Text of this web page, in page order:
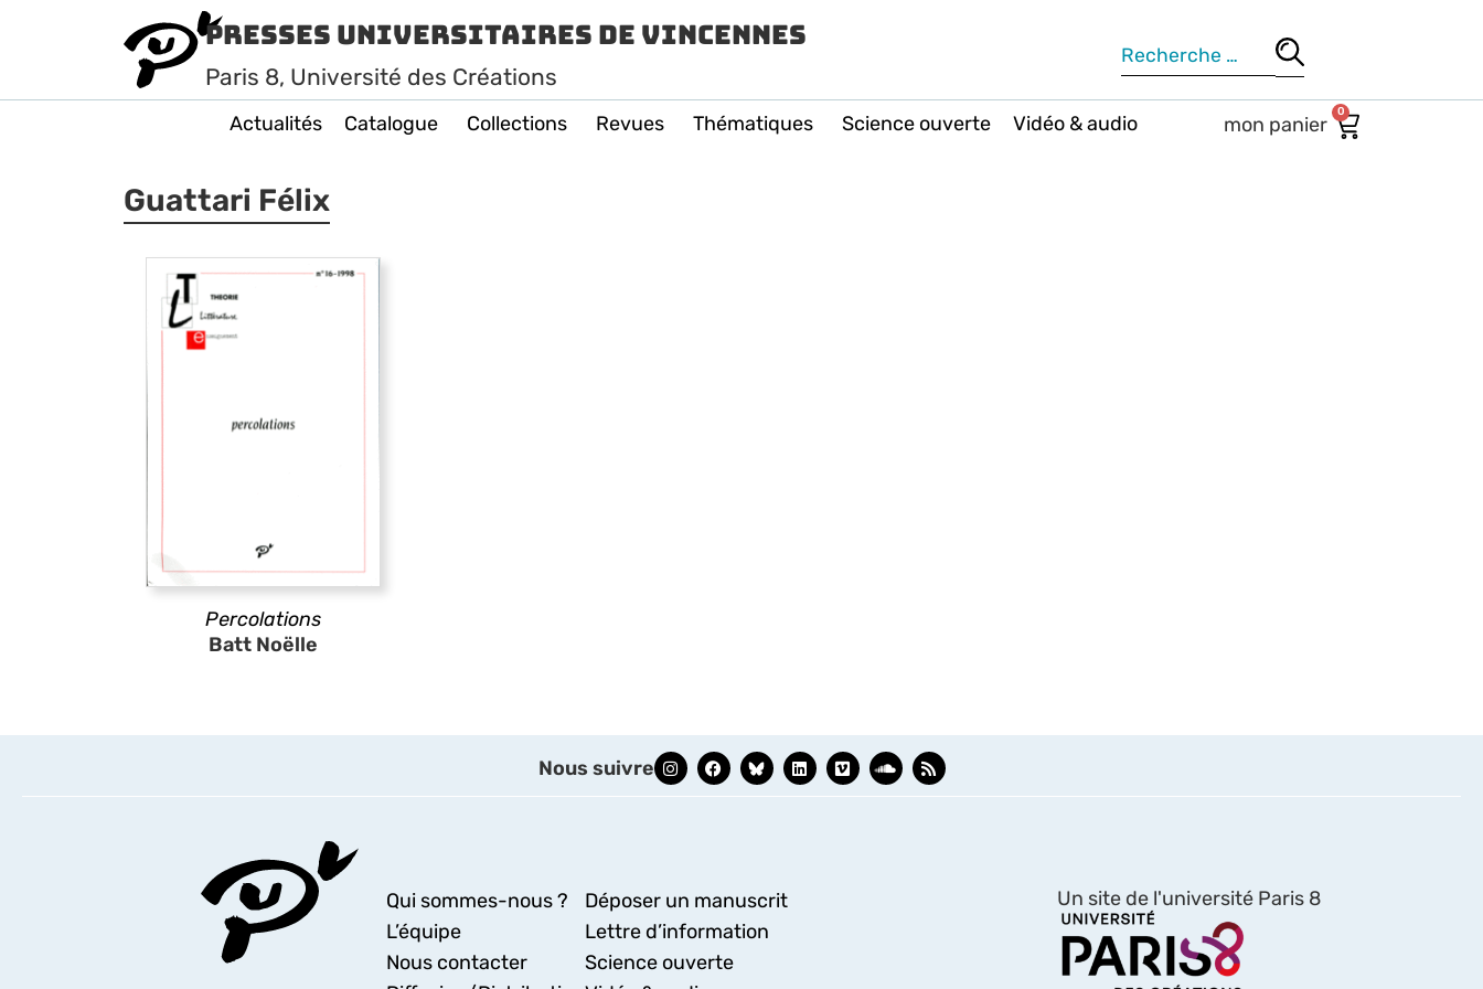
Presses Universitaires de Vincennes
Paris 8, Université des Créations
Actualités Catalogue Collections Revues Thématiques Science ouverte Vidéo & audio 0
Guattari Félix
Percolations
Batt Noëlle
Nous suivre
Qui sommes-nous ?
L’équipe
Nous contacter
Déposer un manuscrit
Lettre d’information
Science ouverte
Un site de l'université Paris 8